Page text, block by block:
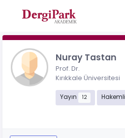
Nuray Tastan
Prof. Dr.
Kırıkkale Üniversitesi
Yayın 12